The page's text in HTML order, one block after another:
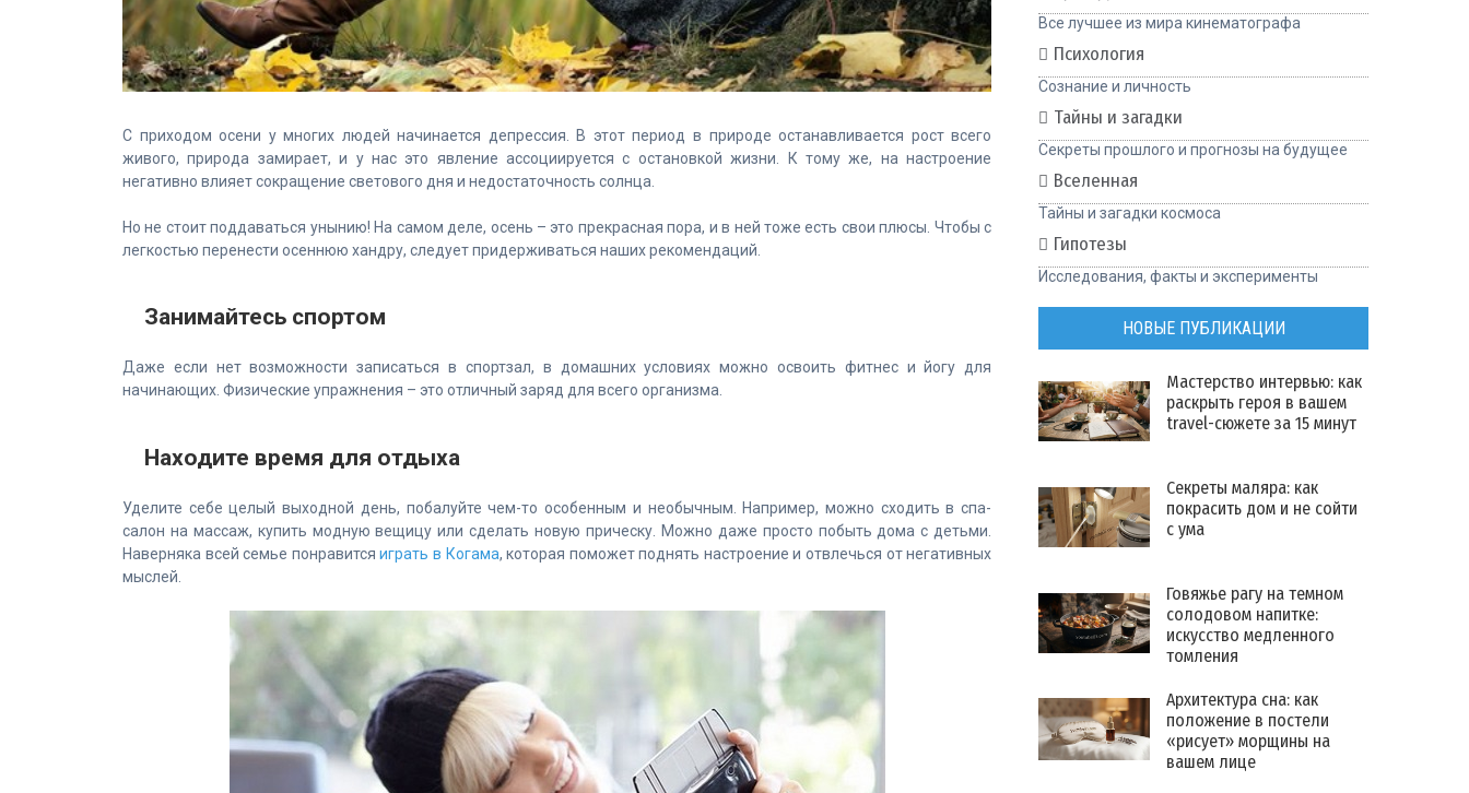
С приходом осени у многих людей начинается депрессия. В этот период в природе останавливается рост всего
живого, природа замирает, и у нас это явление ассоциируется с остановкой жизни. К тому же, на настроение
негативно влияет сокращение светового дня и недостаточность солнца.
Но не стоит поддаваться унынию! На самом деле, осень – это прекрасная пора, и в ней тоже есть свои плюсы. Чтобы с
легкостью перенести осеннюю хандру, следует придерживаться наших рекомендаций.
Занимайтесь спортом
Даже если нет возможности записаться в спортзал, в домашних условиях можно освоить фитнес и йогу для
начинающих. Физические упражнения – это отличный заряд для всего организма.
Находите время для отдыха
Уделите себе целый выходной день, побалуйте чем-то особенным и необычным. Например, можно сходить в спа-
салон на массаж, купить модную вещицу или сделать новую прическу. Можно даже просто побыть дома с детьми.
Наверняка всей семье понравитсяиграть в Когама, которая поможет поднять настроение и отвлечься от негативных
мыслей.
Все лучшее из мира кинематографа
Психология
Сознание и личность
Тайны и загадки
Секреты прошлого и прогнозы на будущее
Вселенная
Тайны и загадки космоса
Гипотезы
Исследования, факты и эксперименты
НОВЫЕ ПУБЛИКАЦИИ
Мастерство интервью: как
раскрыть героя в вашем
travel-сюжете за 15 минут
Секреты маляра: как
покрасить дом и не сойти
с ума
Говяжье рагу на темном
солодовом напитке:
искусство медленного
томления
Архитектура сна: как
положение в постели
«рисует» морщины на
вашем лице